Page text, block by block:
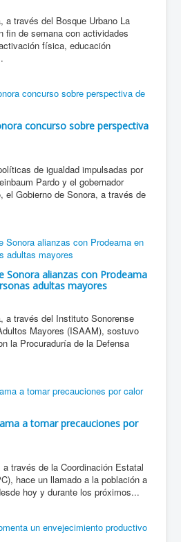
a través del Bosque Urbano La
fin de semana con actividades
física, educación
concurso sobre perspectiva
de igualdad impulsadas por
Pardo y el gobernador
el Gobierno de Sonora, a través de
Sonora alianzas con Prodeama
adultas mayores
a través del Instituto Sonorense
Mayores (ISAAM), sostuvo
la Procuraduría de la Defensa
a tomar precauciones por
través de la Coordinación Estatal
hace un llamado a la población a
hoy y durante los próximos...